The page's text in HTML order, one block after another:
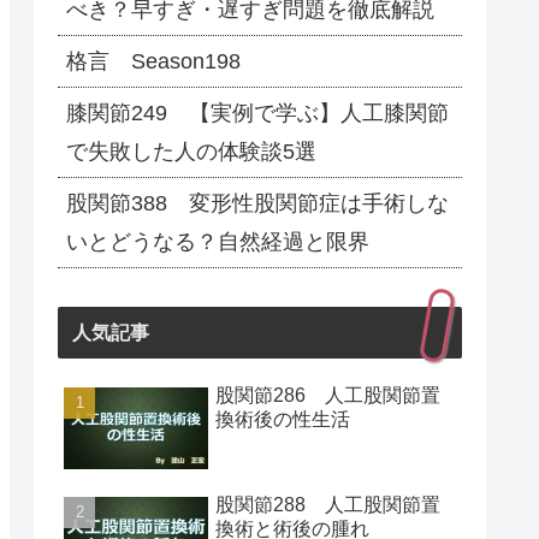
べき？早すぎ・遅すぎ問題を徹底解説
格言 Season198
膝関節249 【実例で学ぶ】人工膝関節
で失敗した人の体験談5選
股関節388 変形性股関節症は手術しな
いとどうなる？自然経過と限界
人気記事
股関節286 人工股関節置
換術後の性生活
股関節288 人工股関節置
換術と術後の腫れ